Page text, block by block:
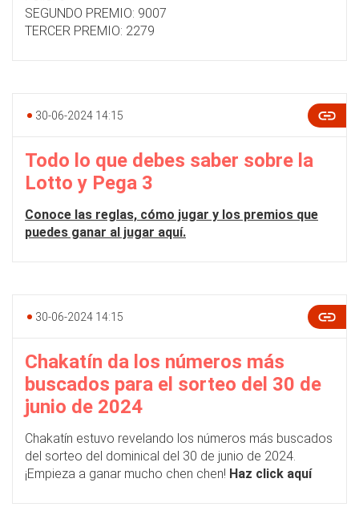
SEGUNDO PREMIO: 9007
TERCER PREMIO: 2279
30-06-2024 14:15
Todo lo que debes saber sobre la
Lotto y Pega 3
Conoce las reglas, cómo jugar y los premios que
puedes ganar al jugar aquí.
30-06-2024 14:15
Chakatín da los números más
buscados para el sorteo del 30 de
junio de 2024
Chakatín estuvo revelando los números más buscados
del sorteo del dominical del 30 de junio de 2024.
¡Empieza a ganar mucho chen chen! Haz click aquí